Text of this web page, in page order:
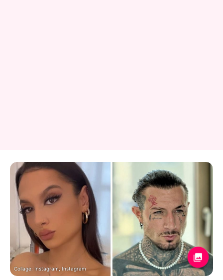
Collage: Instagram, Instagram